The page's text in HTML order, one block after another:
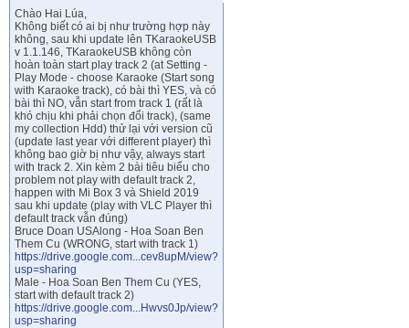
Chào Hai Lúa,
Không biết có ai bị như trường hợp này
không, sau khi update lên TKaraokeUSB
v 1.1.146, TKaraokeUSB không còn
hoàn toàn start play track 2 (at Setting -
Play Mode - choose Karaoke (Start song
with Karaoke track), có bài thì YES, và có
bài thì NO, vẫn start from track 1 (rất là
khó chịu khi phải chọn đổi track), (same
my collection Hdd) thử lại với version cũ
(update last year với different player) thì
không bao giờ bị như vậy, always start
with track 2. Xin kèm 2 bài tiêu biểu cho
problem not play with default track 2,
happen with Mi Box 3 và Shield 2019
sau khi update (play with VLC Player thì
default track vẫn đúng)
Bruce Doan USAlong - Hoa Soan Ben
Them Cu (WRONG, start with track 1)
https://drive.google.com...cev8upM/view?
usp=sharing
Male - Hoa Soan Ben Them Cu (YES,
start with default track 2)
https://drive.google.com...Hwvs0Jp/view?
usp=sharing